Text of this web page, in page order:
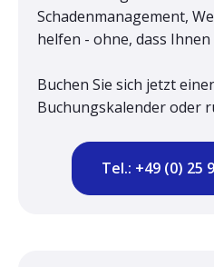
Schadenmanagement,
helfen - ohne, dass
Buchen Sie sich jetzt
Buchungskalender oder
Tel.: +49 (0) 25